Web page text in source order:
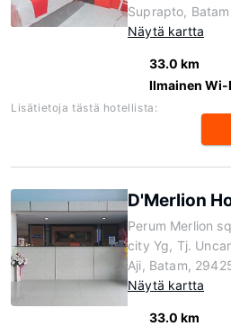
Suprapto,
Näytä kartta
33.0 km
Ilmainen Wi-
Lisätietoja tästä hotellista:
D'Merlion
Perum Merlion
city Yg, Tj.
Aji, Batam,
Näytä kartta
33.0 km